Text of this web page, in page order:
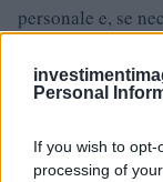
Personal
If you wish to
processing of
personale e, se
AUTORE